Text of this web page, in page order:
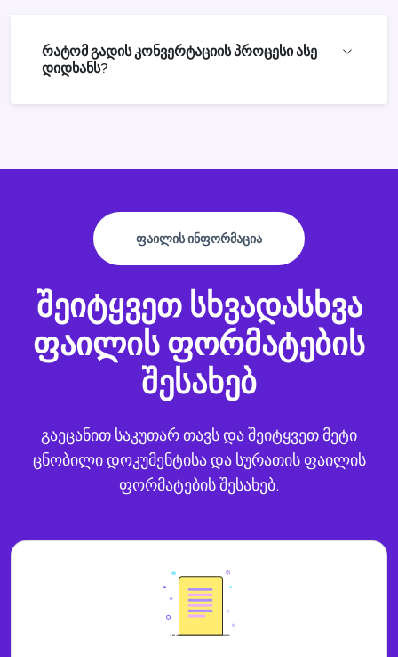
რატომ გადის კონვერტაციის პროცესი ასე
დიდხანს?
ᲤᲐᲘᲚᲘᲡ ᲘᲜᲤᲝᲠᲛᲐᲪᲘᲐ
შეიტყვეთ სხვადასხვა
ფაილის ფორმატების
შესახებ
გაეცანით საკუთარ თავს და შეიტყვეთ მეტი
ცნობილი დოკუმენტისა და სურათის ფაილის
ფორმატების შესახებ.